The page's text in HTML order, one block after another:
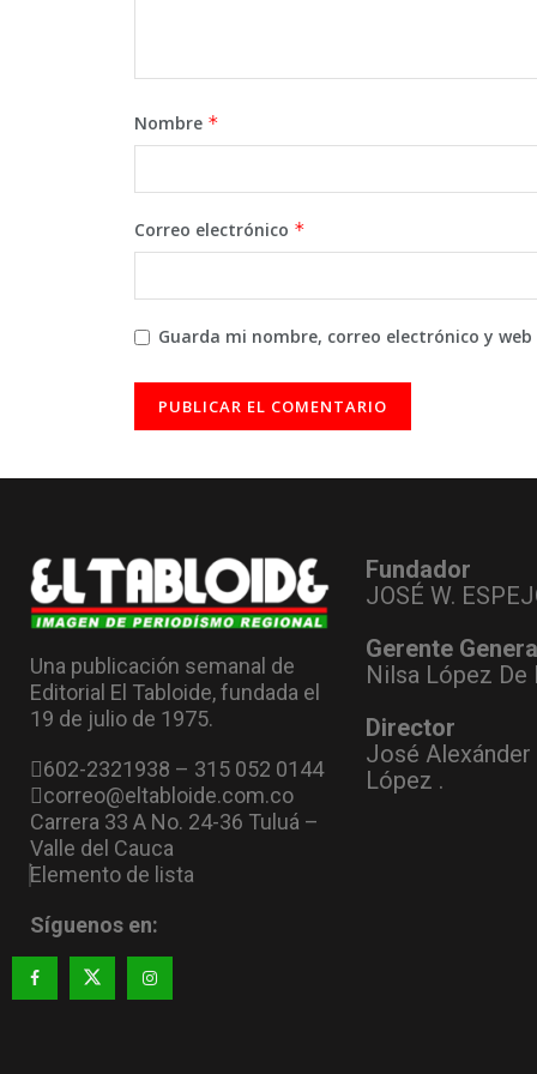
Nombre *
Correo electrónico *
Guarda mi nombre, correo electrónico y
Una publicación semanal de
Editorial El Tabloide, fundada el
19 de julio de 1975.
602-2321938 – 315 052 0144
correo@eltabloide.com.co
Carrera 33 A No. 24-36 Tuluá –
Valle del Cauca
Elemento de lista
Síguenos en:
Fundador
JOSÉ W.
Gerente
Nilsa López De
Director
José Alexánder
López .